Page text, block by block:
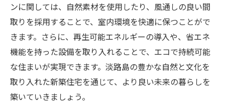
ンに関しては、自然素材を使用したり、風通しの良い間
取りを採用することで、室内環境を快適に保つことがで
きます。さらに、再生可能エネルギーの導入や、省エネ
機能を持った設備を取り入れることで、エコで持続可能
な住まいが実現できます。淡路島の豊かな自然と文化を
取り入れた新築住宅を通じて、より良い未来の暮らしを
築いていきましょう。